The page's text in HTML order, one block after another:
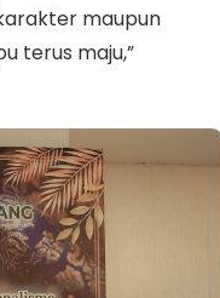
maupun
terus maju,”